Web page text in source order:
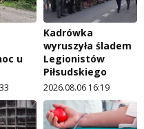
u
Kadrówka
wyruszyła śladem
Legionistów
Piłsudskiego
2026.08.06 16:19